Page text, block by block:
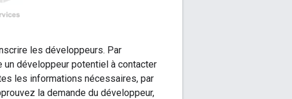
les développeurs. Par
développeur potentiel à contacter
les informations nécessaires, par
la demande du développeur,